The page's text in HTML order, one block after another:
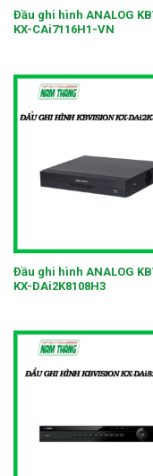
Đầu ghi hình ANALOG
KX-CAi7116H1-VN
Đầu ghi hình ANALOG
KX-DAi2K8108H3